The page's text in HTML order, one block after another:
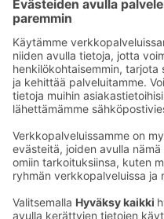
Sähköpostiosoitteet S-
etunimi.sukunimi@sok.fi
Seuraa meitä: